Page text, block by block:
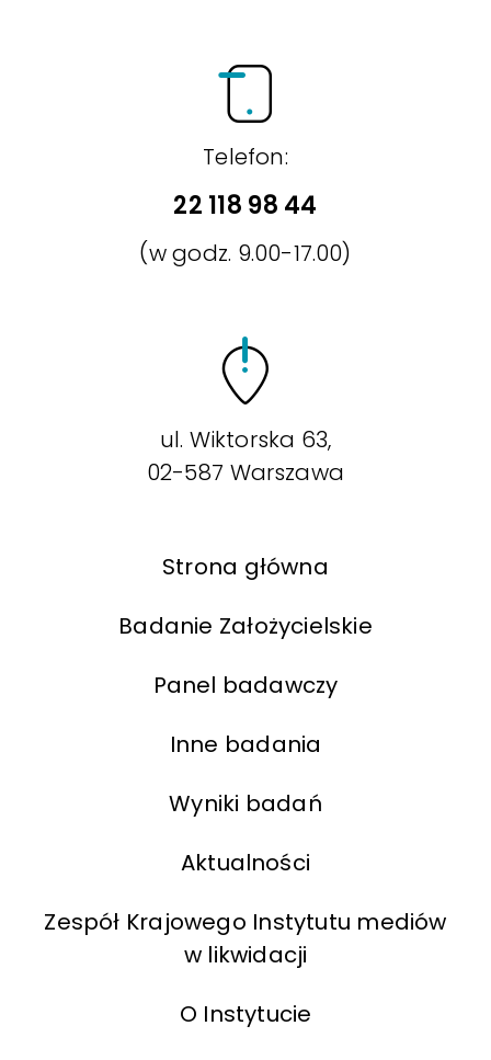
Telefon:
22 118 98 44
(w godz. 9.00-17.00)
ul. Wiktorska 63,
02-587 Warszawa
Strona główna
Badanie Założycielskie
Panel badawczy
Inne badania
Wyniki badań
Aktualności
Zespół Krajowego Instytutu mediów
w likwidacji
O Instytucie